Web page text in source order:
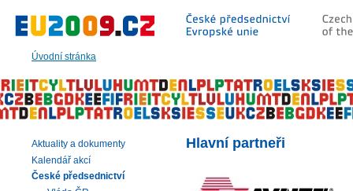
Úvodní stránka
hlavní
|
navigaci
|
vyhledávání
Hlavní partneři
Aktuality a dokumenty
Kalendář akcí
České předsednictví